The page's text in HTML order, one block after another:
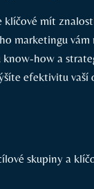
klíčové mít
marketingu
know-how a
efektivitu vaší
skupiny a